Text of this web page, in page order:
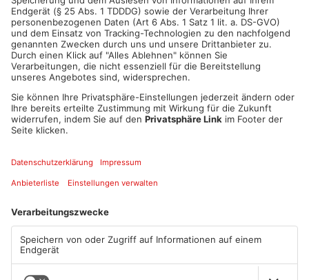
Artikel teilen
Mehr aus Kreis
Aschaffenburg
TOPNEWS